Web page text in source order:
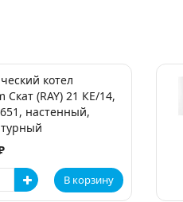
котел
Скат (RAY) 21 КE/14,
настенный,
В корзину